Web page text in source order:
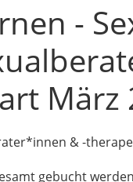
-
März
& -
gebucht